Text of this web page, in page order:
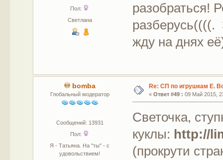
Пол:
Светлана
разобраться!
разберусь((((.
жду на днях
bomba
Глобальный модератор
Сообщений: 13931
Пол:
Я - Татьяна. На "ты" - с
удовольствием!
Re: СП по игрушкам Е.
« Ответ #49 : 09 Май 2015,
Светочка,
куклы: http://
(прокрути